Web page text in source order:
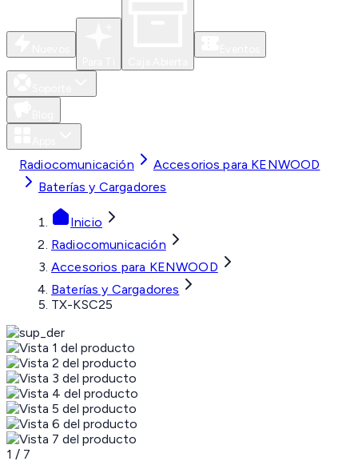
Radiocomunicación
Accesorios para KENWOOD
Baterías y Cargadores
Inicio
Radiocomunicación
Accesorios para KENWOOD
Baterías y Cargadores
TX-KSC25
1 / 7